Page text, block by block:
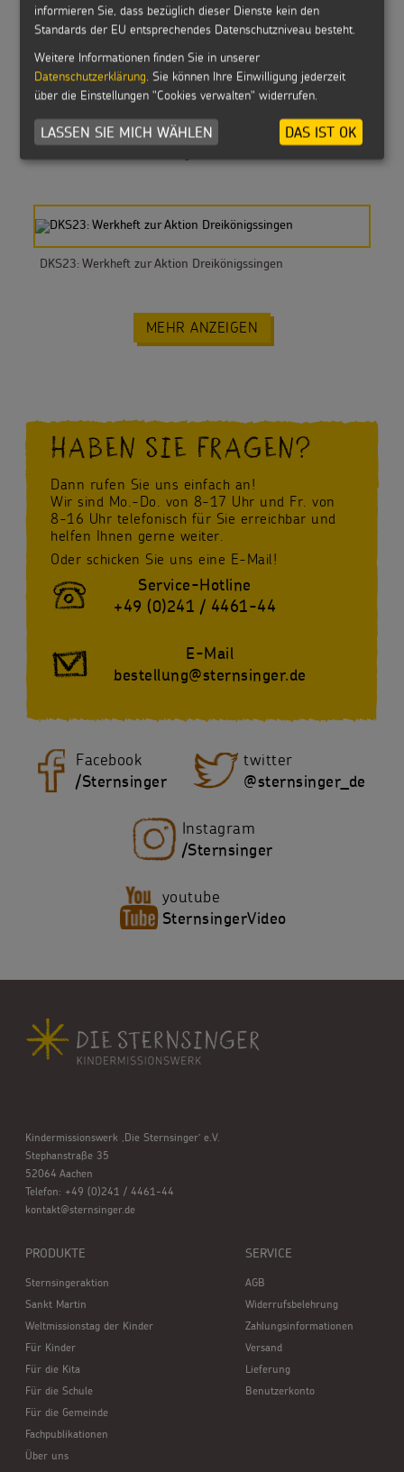
DKS23: Werkheft zur Aktion Dreikönigssingen
MEHR ANZEIGEN
HABEN SIE FRAGEN?
Dann rufen Sie uns einfach an!
Wir sind Mo.-Do. von 8-17 Uhr und Fr. von
8-16 Uhr telefonisch für Sie erreichbar und
helfen Ihnen gerne weiter.
Oder schicken Sie uns eine E-Mail!
Service-Hotline
+49 (0)241 / 4461-44
E-Mail
bestellung@sternsinger.de
Facebook
/Sternsinger
twitter
@sternsinger_de
Instagram
/Sternsinger
youtube
SternsingerVideo
Kindermissionswerk ,Die Sternsinger’ e.V.
Stephanstraße 35
52064 Aachen
Telefon: +49 (0)241 / 4461-44
kontakt@sternsinger.de
PRODUKTE
Sternsingeraktion
Sankt Martin
Weltmissionstag der Kinder
Für Kinder
Für die Kita
Für die Schule
Für die Gemeinde
Fachpublikationen
Über uns
SERVICE
AGB
Widerrufsbelehrung
Zahlungsinformationen
Versand
Lieferung
Benutzerkonto
informieren Sie, dass bezüglich dieser Dienste kein den
Standards der EU entsprechendes Datenschutzniveau besteht.
Weitere Informationen finden Sie in unserer
Datenschutzerklärung. Sie können Ihre Einwilligung jederzeit
über die Einstellungen "Cookies verwalten" widerrufen.
LASSEN SIE MICH WÄHLEN DAS IST OK